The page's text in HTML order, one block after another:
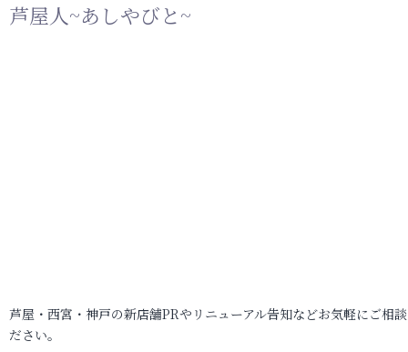
芦屋人~あしやびと~
芦屋・西宮・神戸の新店舗PRやリニューアル告知などお気軽にご相
ださい。